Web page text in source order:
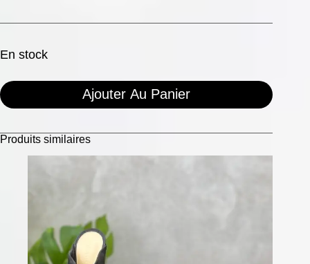
En stock
Ajouter Au Panier
Produits similaires